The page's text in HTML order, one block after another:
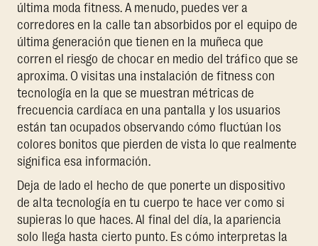
última moda fitness. A menudo, puedes ver a
corredores en la calle tan absorbidos por el equipo de
última generación que tienen en la muñeca que
corren el riesgo de chocar en medio del tráfico que se
aproxima. O visitas una instalación de fitness con
tecnología en la que se muestran métricas de
frecuencia cardíaca en una pantalla y los usuarios
están tan ocupados observando cómo fluctúan los
colores bonitos que pierden de vista lo que realmente
significa esa información.
Deja de lado el hecho de que ponerte un dispositivo
de alta tecnología en tu cuerpo te hace ver como si
supieras lo que haces. Al final del día, la apariencia
solo llega hasta cierto punto. Es cómo interpretas la